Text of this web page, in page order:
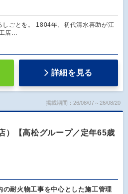
しごとを。 1804年、初代清水喜助が江
店…
詳細を見る
掲載期間：26/08/07～26/08/20
）【高松グループ／定年65歳
の耐火物工事を中心とした施工管理